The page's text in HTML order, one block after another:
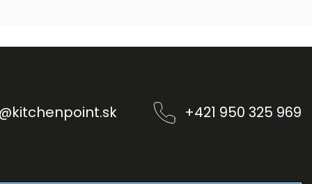
kitchenpoint.sk +421 950 325 969